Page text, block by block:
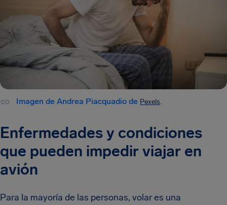
Imagen de Andrea Piacquadio de Pexels.
Enfermedades y condiciones
que pueden impedir viajar en
avión
Para la mayoría de las personas, volar es una